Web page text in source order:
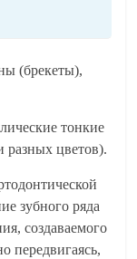
(брекеты),
тонкие
разных цветов).
зубного ряда
создаваемого
передвигаясь,